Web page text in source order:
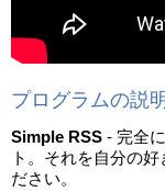
プログラムの説明
Simple RSS - 完全
ト。それを自分の
ださい。